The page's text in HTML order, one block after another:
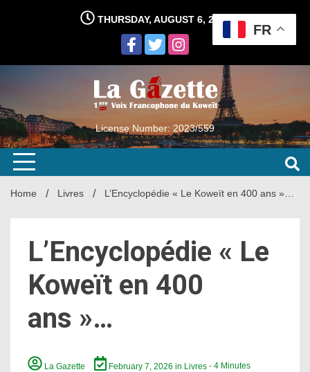
THURSDAY, AUGUST 6, 2026
License Number: 2023/559
Home Livres L’Encyclopédie « Le Koweït en 400 ans »…
L’Encyclopédie « Le
Koweït en 400
ans »…
La Gazette February 7, 2026in Livres - 4 Minutes
FR